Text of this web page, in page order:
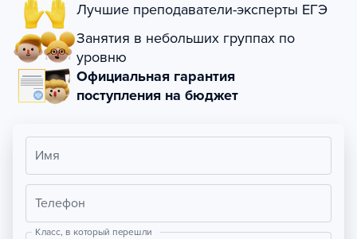
Лучшие преподаватели-эксперты ЕГЭ
Занятия в небольших группах по
уровню
Официальная гарантия
поступления на бюджет
Имя
Телефон
Класс, в который перешли